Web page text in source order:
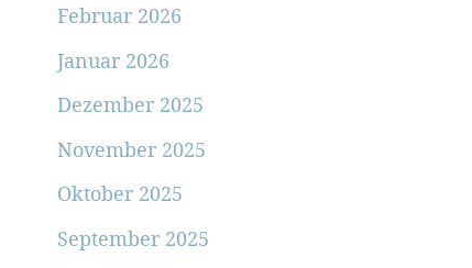
Februar 2026
Januar 2026
Dezember 2025
November 2025
Oktober 2025
September 2025